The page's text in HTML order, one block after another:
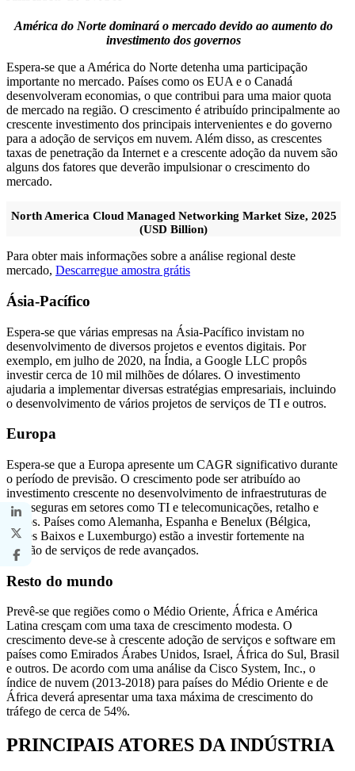
América do Norte dominará o mercado devido ao aumento do
investimento dos governos
Espera-se que a América do Norte detenha uma participação
importante no mercado. Países como os EUA e o Canadá
desenvolveram economias, o que contribui para uma maior quota
de mercado na região. O crescimento é atribuído principalmente ao
crescente investimento dos principais intervenientes e do governo
para a adoção de serviços em nuvem. Além disso, as crescentes
taxas de penetração da Internet e a crescente adoção da nuvem são
alguns dos fatores que deverão impulsionar o crescimento do
mercado.
North America Cloud Managed Networking Market Size, 2025
(USD Billion)
Para obter mais informações sobre a análise regional deste
mercado, Descarregue amostra grátis
Ásia-Pacífico
Espera-se que várias empresas na Ásia-Pacífico invistam no
desenvolvimento de diversos projetos e eventos digitais. Por
exemplo, em julho de 2020, na Índia, a Google LLC propôs
investir cerca de 10 mil milhões de dólares. O investimento
ajudaria a implementar diversas estratégias empresariais, incluindo
o desenvolvimento de vários projetos de serviços de TI e outros.
Europa
Espera-se que a Europa apresente um CAGR significativo durante
o período de previsão. O crescimento pode ser atribuído ao
investimento crescente no desenvolvimento de infraestruturas de
rede seguras em setores como TI e telecomunicações, retalho e
outros. Países como Alemanha, Espanha e Benelux (Bélgica,
Países Baixos e Luxemburgo) estão a investir fortemente na
adoção de serviços de rede avançados.
Resto do mundo
Prevê-se que regiões como o Médio Oriente, África e América
Latina cresçam com uma taxa de crescimento modesta. O
crescimento deve-se à crescente adoção de serviços e software em
países como Emirados Árabes Unidos, Israel, África do Sul, Brasil
e outros. De acordo com uma análise da Cisco System, Inc., o
índice de nuvem (2013-2018) para países do Médio Oriente e de
África deverá apresentar uma taxa máxima de crescimento do
tráfego de cerca de 54%.
PRINCIPAIS ATORES DA INDÚSTRIA